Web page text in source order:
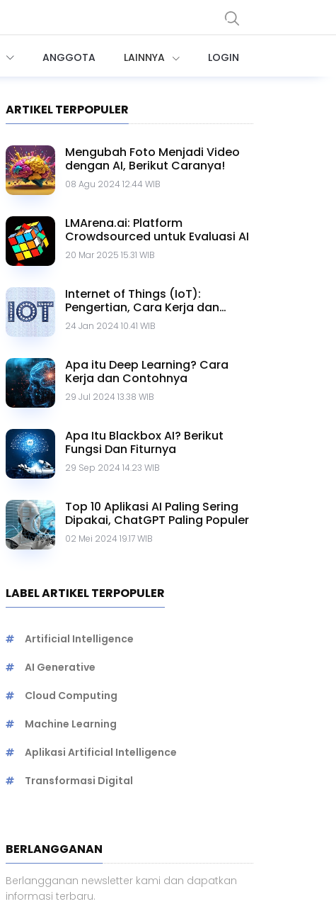
ANGGOTA LAINNYA LOGIN
ARTIKEL TERPOPULER
Mengubah Foto Menjadi Video
dengan AI, Berikut Caranya!
08 Agu 2024 12.44 WIB
LMArena.ai: Platform
Crowdsourced untuk Evaluasi AI
20 Mar 2025 15.31 WIB
Internet of Things (IoT):
Pengertian, Cara Kerja dan
Contohnya
24 Jan 2024 10.41 WIB
Apa itu Deep Learning? Cara
Kerja dan Contohnya
29 Jul 2024 13.38 WIB
Apa Itu Blackbox AI? Berikut
Fungsi Dan Fiturnya
29 Sep 2024 14.23 WIB
Top 10 Aplikasi AI Paling Sering
Dipakai, ChatGPT Paling Populer
02 Mei 2024 19.17 WIB
LABEL ARTIKEL TERPOPULER
Artificial Intelligence
AI Generative
Cloud Computing
Machine Learning
Aplikasi Artificial Intelligence
Transformasi Digital
BERLANGGANAN
Berlangganan newsletter kami dan dapatkan
informasi terbaru.